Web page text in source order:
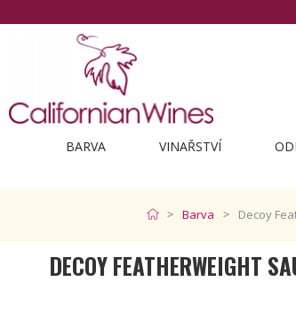
BARVA VINAŘSTVÍ
Barva Decoy
DECOY FEATHERWEIGHT